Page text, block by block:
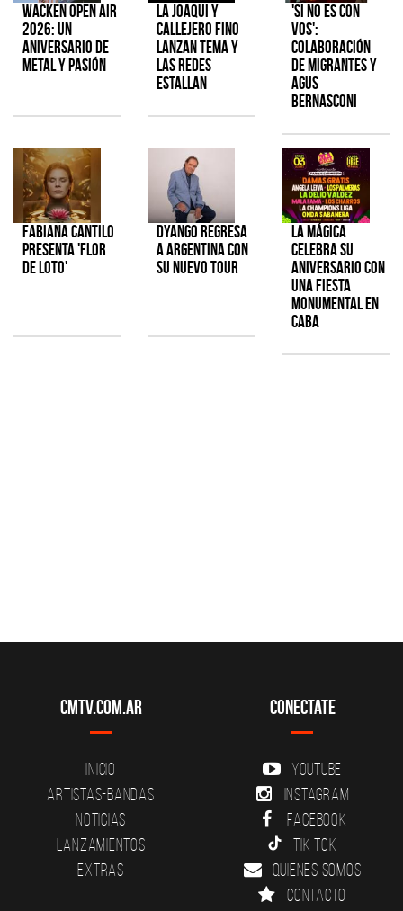
Wacken Open Air
2026: Un
aniversario de
metal y pasión
La Joaqui y
Callejero Fino
lanzan tema y
las redes
estallan
'Si No Es Con
Vos':
colaboración
de Migrantes y
Agus
Bernasconi
Fabiana Cantilo
presenta 'Flor
de Loto'
Dyango regresa
a Argentina con
su nuevo tour
La Mágica
celebra su
aniversario con
una fiesta
monumental en
CABA
CMTV.com.ar
Inicio
Artistas-Bandas
Noticias
Lanzamientos
Extras
Conectate
YouTube
Instagram
Facebook
Tik Tok
Quienes somos
Contacto